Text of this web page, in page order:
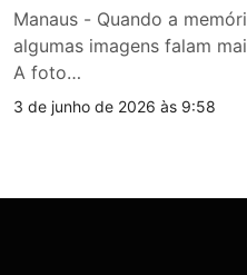
Manaus - Quando a
algumas imagens falam
A foto…
3 de junho de 2026 às 9:58